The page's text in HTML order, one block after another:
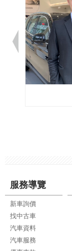
服務導覽
新車詢價
找中古車
汽車資料
汽車服務